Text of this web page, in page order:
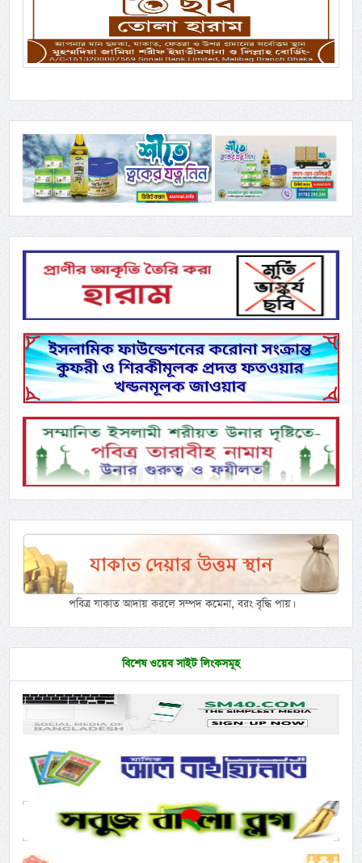
পবিত্র যাকাত আদায় করলে সম্পদ কমেনা, বরং বৃদ্ধি পায়।
বিশেষ ওয়েব সাইট লিংকসমূহ